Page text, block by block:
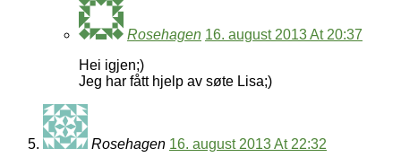
Rosehagen 16. august 2013 At 20:37
Hei igjen;)
Jeg har fått hjelp av søte Lisa;)
Rosehagen 16. august 2013 At 22:32